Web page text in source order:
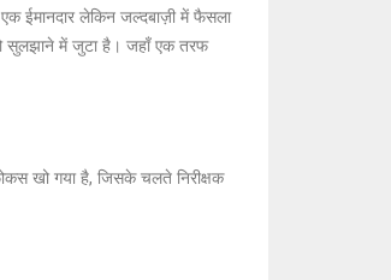
ईमानदार लेकिन जल्दबाज़ी में फैसला
सुलझाने में जुटा है। जहाँ एक तरफ
खो गया है, जिसके चलते निरीक्षक